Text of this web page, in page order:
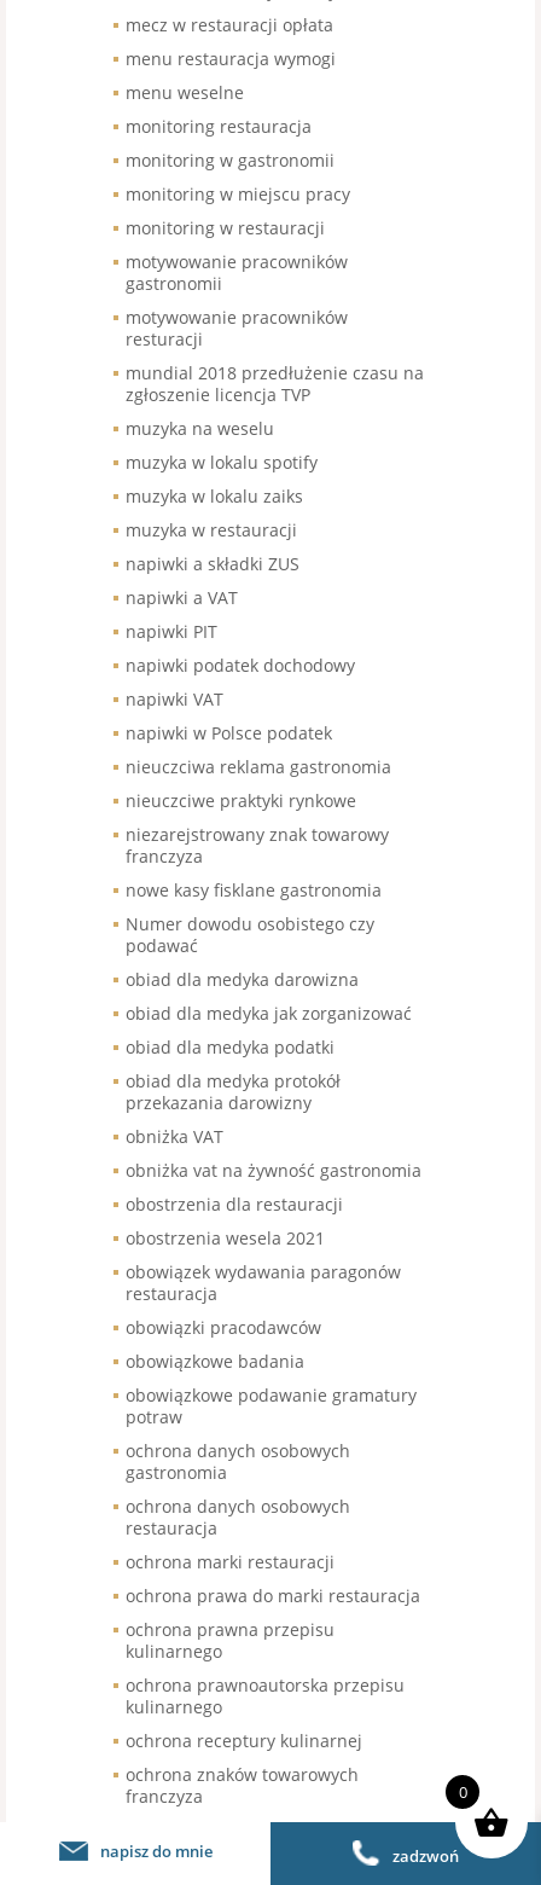
mecz w restauracji opłata
menu restauracja wymogi
menu weselne
monitoring restauracja
monitoring w gastronomii
monitoring w miejscu pracy
monitoring w restauracji
motywowanie pracowników
gastronomii
motywowanie pracowników
resturacji
mundial 2018 przedłużenie czasu na
zgłoszenie licencja TVP
muzyka na weselu
muzyka w lokalu spotify
muzyka w lokalu zaiks
muzyka w restauracji
napiwki a składki ZUS
napiwki a VAT
napiwki PIT
napiwki podatek dochodowy
napiwki VAT
napiwki w Polsce podatek
nieuczciwa reklama gastronomia
nieuczciwe praktyki rynkowe
niezarejstrowany znak towarowy
franczyza
nowe kasy fisklane gastronomia
Numer dowodu osobistego czy
podawać
obiad dla medyka darowizna
obiad dla medyka jak zorganizować
obiad dla medyka podatki
obiad dla medyka protokół
przekazania darowizny
obniżka VAT
obniżka vat na żywność gastronomia
obostrzenia dla restauracji
obostrzenia wesela 2021
obowiązek wydawania paragonów
restauracja
obowiązki pracodawców
obowiązkowe badania
obowiązkowe podawanie gramatury
potraw
ochrona danych osobowych
gastronomia
ochrona danych osobowych
restauracja
ochrona marki restauracji
ochrona prawa do marki restauracja
ochrona prawna przepisu
kulinarnego
ochrona prawnoautorska przepisu
kulinarnego
ochrona receptury kulinarnej
ochrona znaków towarowych
franczyza
odbiór jedzenia po weselu
odbiór jedzenia z sali weselnej
napisz do mnie zadzwoń
0